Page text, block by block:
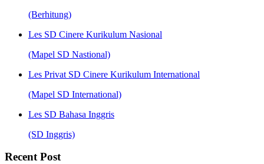
(Berhitung)
Les SD Cinere Kurikulum Nasional
(Mapel SD Nastional)
Les Privat SD Cinere Kurikulum International
(Mapel SD International)
Les SD Bahasa Inggris
(SD Inggris)
Recent Post